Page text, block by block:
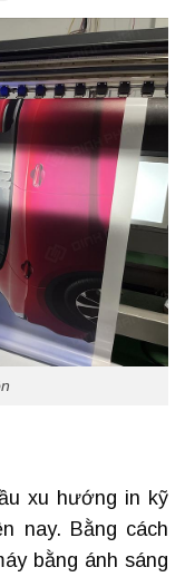
xu hướng in kỹ
nay. Bằng cách
bằng ánh sáng